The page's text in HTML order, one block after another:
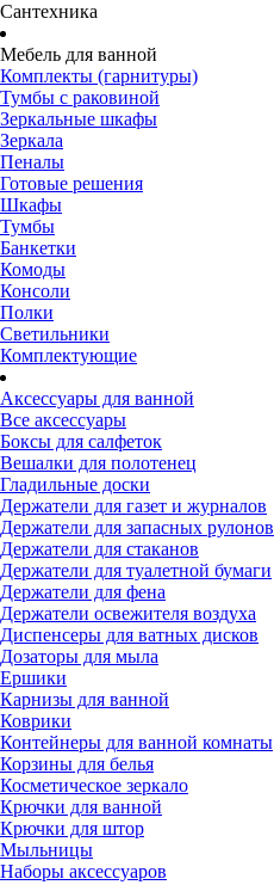
Сантехника
Мебель для ванной
Комплекты (гарнитуры)
Тумбы с раковиной
Зеркальные шкафы
Зеркала
Пеналы
Готовые решения
Шкафы
Тумбы
Банкетки
Комоды
Консоли
Полки
Светильники
Комплектующие
Аксессуары для ванной
Все аксессуары
Боксы для салфеток
Вешалки для полотенец
Гладильные доски
Держатели для газет и журналов
Держатели для запасных рулонов
Держатели для стаканов
Держатели для туалетной бумаги
Держатели для фена
Держатели освежителя воздуха
Диспенсеры для ватных дисков
Дозаторы для мыла
Ершики
Карнизы для ванной
Коврики
Контейнеры для ванной комнаты
Корзины для белья
Косметическое зеркало
Крючки для ванной
Крючки для штор
Мыльницы
Наборы аксессуаров